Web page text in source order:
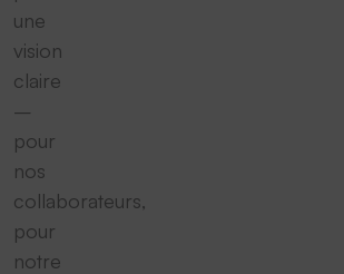
une
vision
claire
–
pour
nos
collaborateurs,
pour
notre